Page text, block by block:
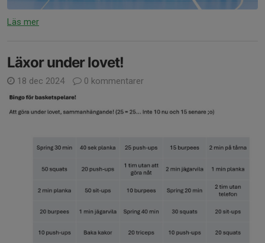
Läs mer
Läxor under lovet!
18 dec 2024 0 kommentarer